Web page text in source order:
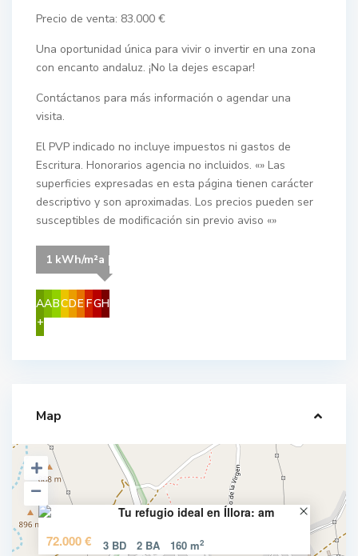
Precio de venta: 83.000 €
Una oportunidad única para vivir o invertir en una zona
con encanto andaluz. ¡No la dejes escapar!
Contáctanos para más información o agendar una
visita.
El PVP indicado no incluye impuestos ni gastos de
Escritura. Honorarios agencia no incluidos. «» Las
superficies expresadas en esta página tienen carácter
descriptivo y son aproximadas. Los precios pueden ser
susceptibles de modificación sin previo aviso «»
A
+
ABCDEF
1 kWh/m²a | Your energy class is G
GH
Map
Tu refugio ideal en Íllora: am
72.000 € 3 BD 2 BA 160 m2